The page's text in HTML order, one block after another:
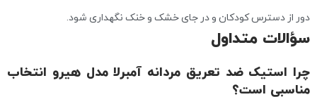
دور از دسترس کودکان و در جای خشک و خنک نگهداری شود.
سؤالات متداول
چرا استیک ضد تعریق مردانه آمبرلا مدل هیرو انتخاب
مناسبی است؟